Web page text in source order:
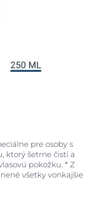
pre osoby s
ktorý šetrne čistí a
pokožku. * Z
všetky vonkajšie